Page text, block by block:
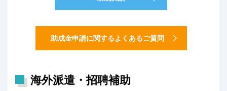
助成金申請に関するよくあるご質問
海外派遣・招聘補助